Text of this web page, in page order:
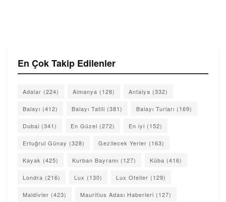
En Çok Takip Edilenler
Adalar (224) Almanya (128) Antalya (332)
Balayı (412) Balayı Tatili (381) Balayı Turları (169)
Dubai (341) En Güzel (272) En iyi (152)
Ertuğrul Günay (328) Gezilecek Yerler (163)
Kayak (425) Kurban Bayramı (127) Küba (416)
Londra (216) Lux (130) Lux Oteller (129)
Maldivler (423) Mauritius Adası Haberleri (127)